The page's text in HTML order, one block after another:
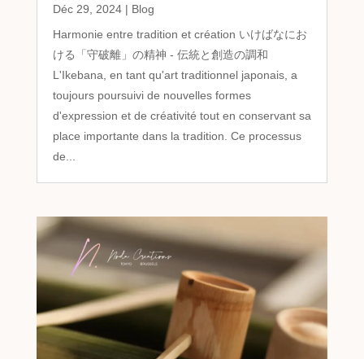
Déc 29, 2024| Blog
Harmonie entre tradition et création いけばなにお
ける「守破離」の精神 - 伝統と創造の調和
L'Ikebana, en tant qu'art traditionnel japonais, a
toujours poursuivi de nouvelles formes
d'expression et de créativité tout en conservant sa
place importante dans la tradition. Ce processus
de...